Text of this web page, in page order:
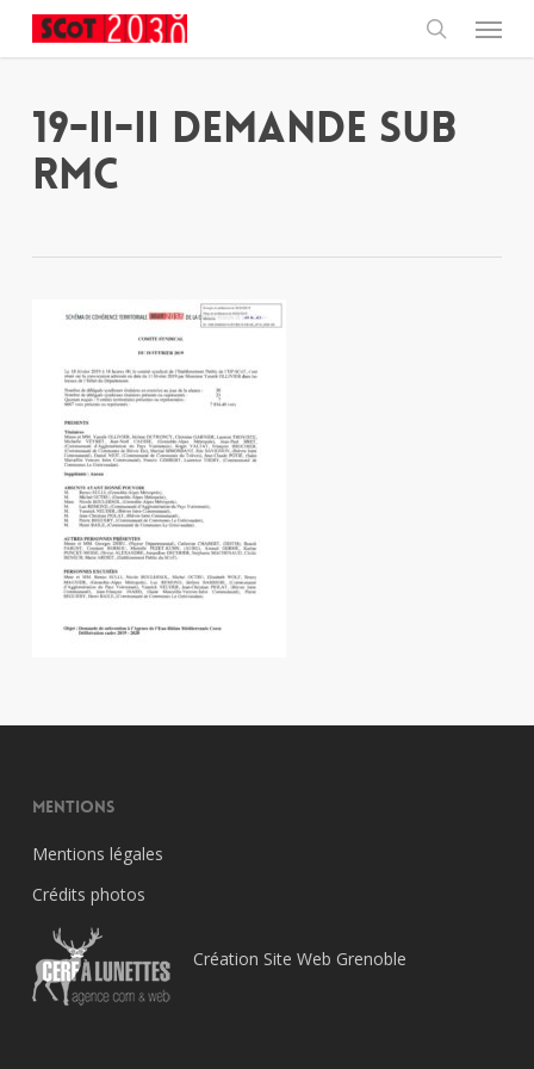
main
content search
Menu
19-II-II Demande sub
RMC
Mentions
Mentions légales
Crédits photos
Création Site Web Grenoble